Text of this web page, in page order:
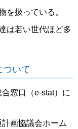
を扱っている。
は若い世代ほど多
いて
窓口（e-stat）に
画協議会ホーム